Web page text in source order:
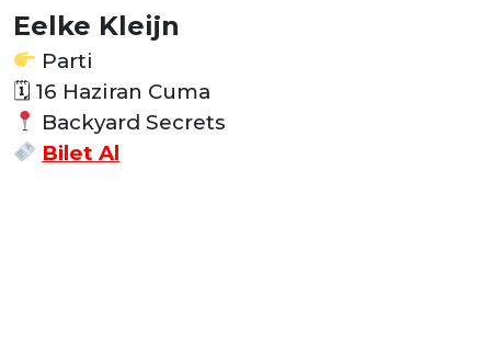
Eelke Kleijn
Parti
🗓 16 Haziran Cuma
Backyard Secrets
Bilet Al